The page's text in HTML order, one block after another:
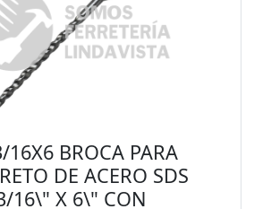
16X6 BROCA PARA
DE ACERO SDS
16\" X 6\" CON